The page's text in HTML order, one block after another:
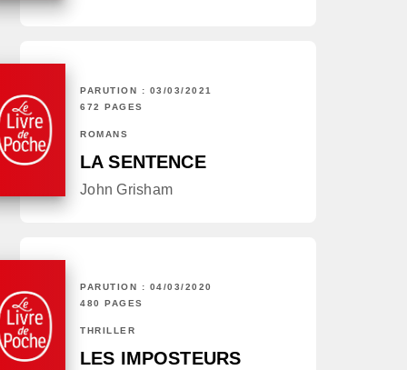
PARUTION : 03/03/2021
672 PAGES
ROMANS
LA SENTENCE
John Grisham
PARUTION : 04/03/2020
480 PAGES
THRILLER
LES IMPOSTEURS